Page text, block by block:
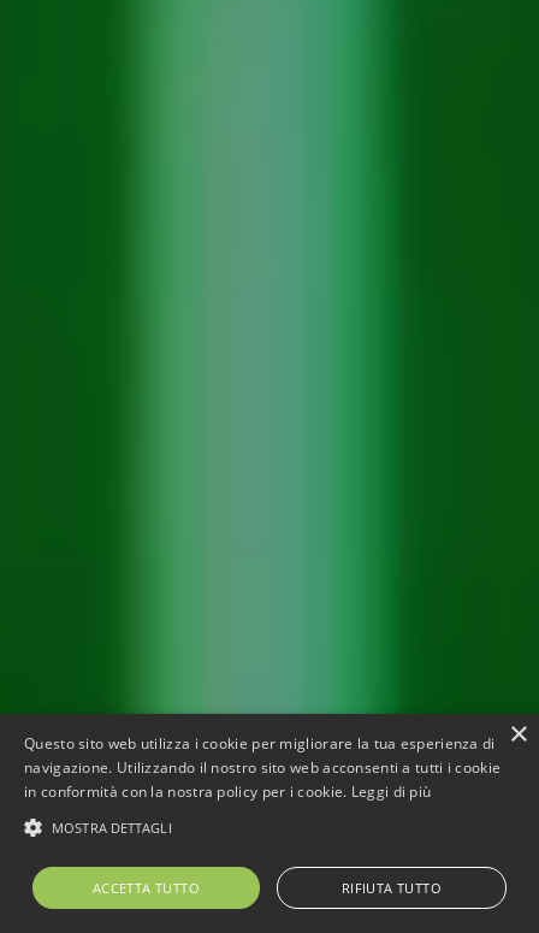
×
Questo sito web utilizza i cookie per migliorare la tua esperienza di
navigazione. Utilizzando il nostro sito web acconsenti a tutti i cookie
in conformità con la nostra policy per i cookie. Leggi di più
MOSTRA DETTAGLI
ACCETTA TUTTO RIFIUTA TUTTO